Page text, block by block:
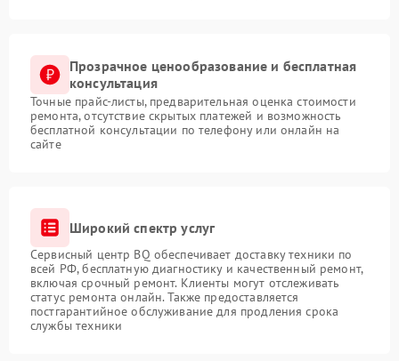
Прозрачное ценообразование и бесплатная
консультация
Точные прайс-листы, предварительная оценка стоимости
ремонта, отсутствие скрытых платежей и возможность
бесплатной консультации по телефону или онлайн на
сайте
Широкий спектр услуг
Сервисный центр BQ обеспечивает доставку техники по
всей РФ, бесплатную диагностику и качественный ремонт,
включая срочный ремонт. Клиенты могут отслеживать
статус ремонта онлайн. Также предоставляется
постгарантийное обслуживание для продления срока
службы техники